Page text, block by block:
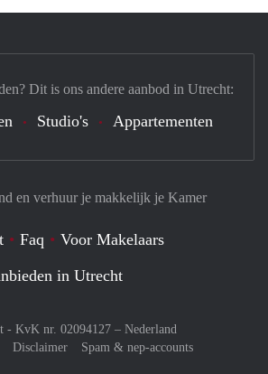
en verhuur je makkelijk je Kamer
Faq
Voor Makelaars
in Utrecht
- KvK nr. 02094127 – Nederland
Disclaimer
Spam & nep-accounts
Dit is ons andere aanbod in Utrecht:
Studio's Appartementen